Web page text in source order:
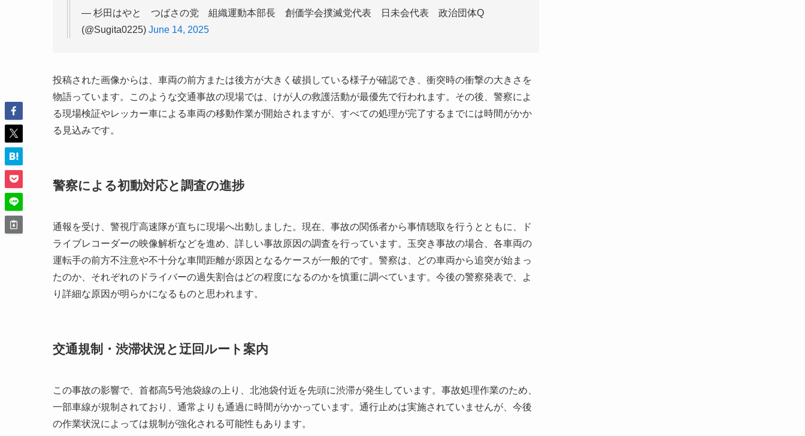
— 杉田はやと つばさの党 組織運動本部長 創価学会撲滅党代表 日未会代表 政治団体Q
(@Sugita0225) June 14, 2025
投稿された画像からは、車両の前方または後方が大きく破損している様子が確認でき、衝突時の衝撃の大きさを
物語っています。このような交通事故の現場では、けが人の救護活動が最優先で行われます。その後、警察によ
る現場検証やレッカー車による車両の移動作業が開始されますが、すべての処理が完了するまでには時間がかか
る見込みです。
警察による初動対応と調査の進捗
通報を受け、警視庁高速隊が直ちに現場へ出動しました。現在、事故の関係者から事情聴取を行うとともに、ド
ライブレコーダーの映像解析などを進め、詳しい事故原因の調査を行っています。玉突き事故の場合、各車両の
運転手の前方不注意や不十分な車間距離が原因となるケースが一般的です。警察は、どの車両から追突が始まっ
たのか、それぞれのドライバーの過失割合はどの程度になるのかを慎重に調べています。今後の警察発表で、よ
り詳細な原因が明らかになるものと思われます。
交通規制・渋滞状況と迂回ルート案内
この事故の影響で、首都高5号池袋線の上り、北池袋付近を先頭に渋滞が発生しています。事故処理作業のため、
一部車線が規制されており、通常よりも通過に時間がかかっています。通行止めは実施されていませんが、今後
の作業状況によっては規制が強化される可能性もあります。